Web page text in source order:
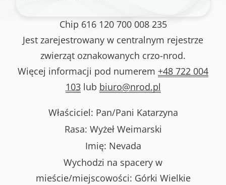
Chip 616 120 700 008 235
Jest zarejestrowany w centralnym rejestrze
zwierząt oznakowanych crzo-nrod.
Więcej informacji pod numerem +48 722 004
103lub biuro@nrod.pl
Właściciel: Pan/Pani Katarzyna
Rasa: Wyżeł Weimarski
Imię: Nevada
Wychodzi na spacery w
mieście/miejscowości: Górki Wielkie